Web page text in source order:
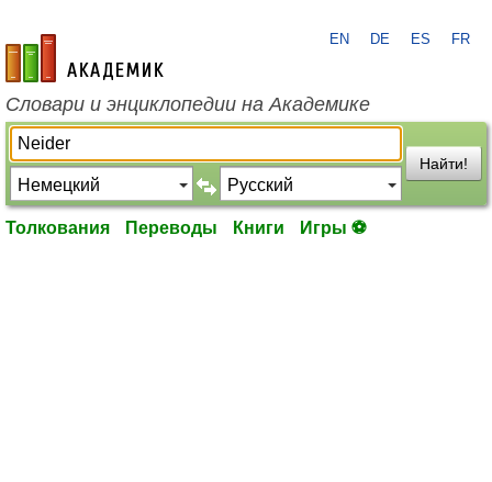
academic.ru
EN DE ES FR
Словари и энциклопедии на Академике
Найти!
Толкования Переводы Книги Игры ⚽